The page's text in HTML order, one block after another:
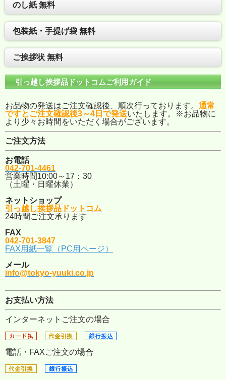
のし紙 無料
包装紙・手提げ袋 無料
ご挨拶状 無料
引っ越し挨拶品ドットコムご利用ガイド
お品物の発送はご注文確認後、順次行っております。 通常
ですとご注文確認後3～4日で発送いたします。※お品物に
より少々お時間をいただく場合がございます。
ご注文方法
お電話
042-701-4461
営業時間10:00～17：30
（土曜・日曜休業）
ネットショップ
引っ越し挨拶品ドットコム
24時間ご注文承ります
FAX
042-701-3847
FAX用紙一覧（PC用ページ）
メール
info@tokyo-yuuki.co.jp
お支払い方法
インターネットご注文の場合
電話・FAXご注文の場合